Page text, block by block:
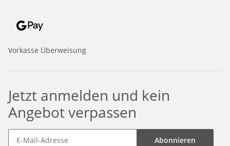
Vorkasse Überweisung
Jetzt anmelden und kein
Angebot verpassen
Abonnieren